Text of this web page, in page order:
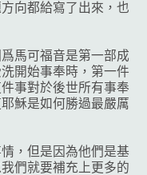
向都給寫了出來，也
馬可福音是第一部成
開始事奉時，第一件
事對於後世所有事奉
穌是如何勝過最嚴厲
，但是因為他們是基
們就要補充上更多的